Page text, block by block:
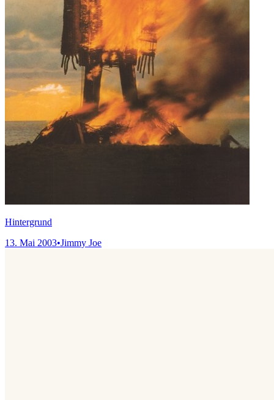
Hintergrund
13. Mai 2003•Jimmy Joe